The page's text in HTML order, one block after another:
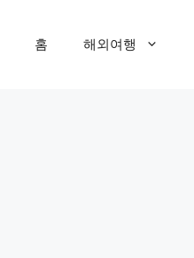
홈 해외여행